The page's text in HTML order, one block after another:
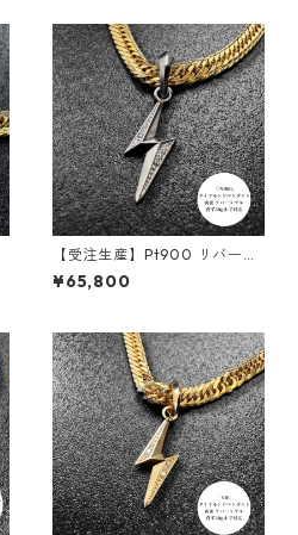
【受注生産】Pt900 リバーシ
ブルペンダント | 雷-INAZUM
A- |ダイヤモンド | 30g喜平ま
¥65,800